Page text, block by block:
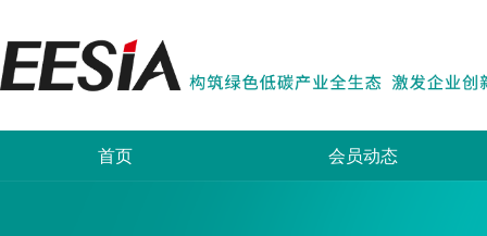
首页 会员动态